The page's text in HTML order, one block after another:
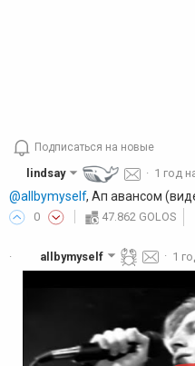
Подписаться на новые
lindsay · 1 год
@allbymyself, Ап авансом
0 47.862 GOLOS
· allbymyself · 1